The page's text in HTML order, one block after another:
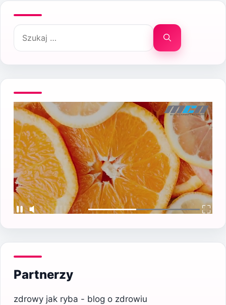
Szukaj:
Partnerzy
zdrowy jak ryba - blog o zdrowiu